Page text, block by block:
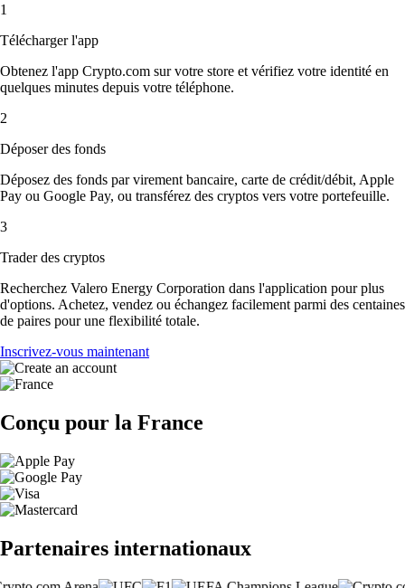
1
Télécharger l'app
Obtenez l'app Crypto.com sur votre store et vérifiez votre identité en
quelques minutes depuis votre téléphone.
2
Déposer des fonds
Déposez des fonds par virement bancaire, carte de crédit/débit, Apple
Pay ou Google Pay, ou transférez des cryptos vers votre portefeuille.
3
Trader des cryptos
Recherchez Valero Energy Corporation dans l'application pour plus
d'options. Achetez, vendez ou échangez facilement parmi des centaines
de paires pour une flexibilité totale.
Inscrivez-vous maintenant
Conçu pour la France
Partenaires internationaux